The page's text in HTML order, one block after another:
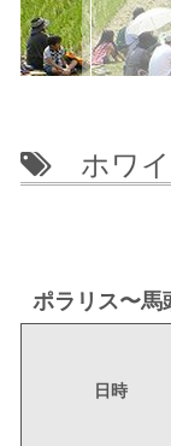
ホワイ
ポラリス〜馬
日時